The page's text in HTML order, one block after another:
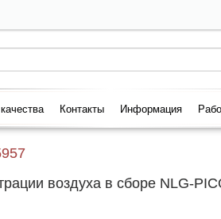
Контакты Информация
воздуха в сборе NLG-